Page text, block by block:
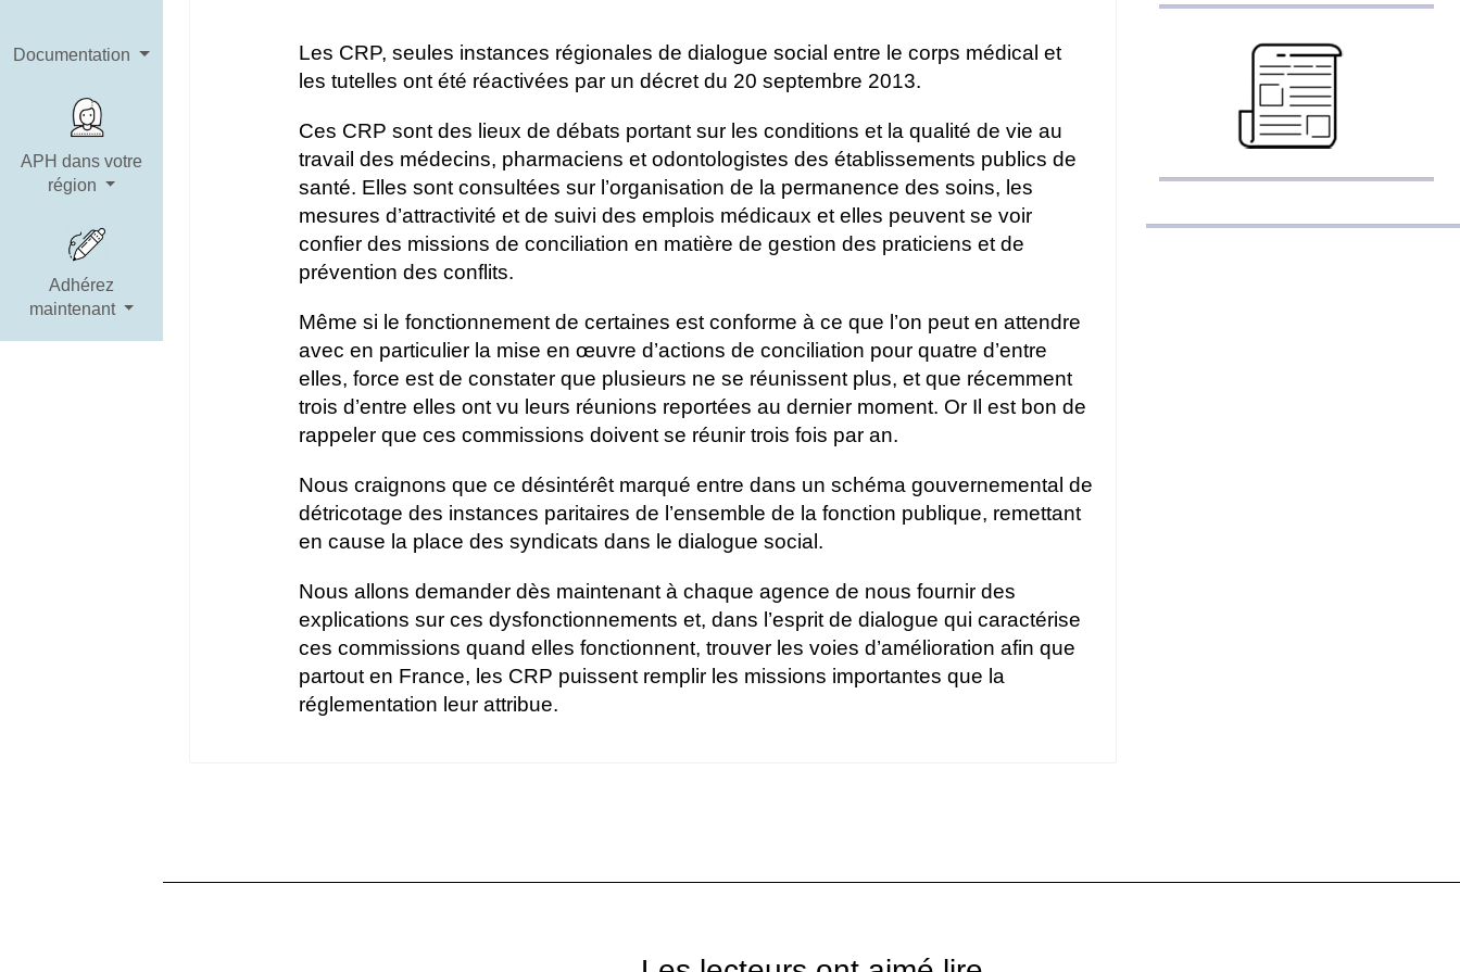
Documentation
APH dans votre
région
Adhérez
maintenant
Les CRP, seules instances régionales de dialogue social entre le corps médical et
les tutelles ont été réactivées par un décret du 20 septembre 2013.
Ces CRP sont des lieux de débats portant sur les conditions et la qualité de vie au
travail des médecins, pharmaciens et odontologistes des établissements publics de
santé. Elles sont consultées sur l’organisation de la permanence des soins, les
mesures d’attractivité et de suivi des emplois médicaux et elles peuvent se voir
confier des missions de conciliation en matière de gestion des praticiens et de
prévention des conflits.
Même si le fonctionnement de certaines est conforme à ce que l’on peut en attendre
avec en particulier la mise en œuvre d’actions de conciliation pour quatre d’entre
elles, force est de constater que plusieurs ne se réunissent plus, et que récemment
trois d’entre elles ont vu leurs réunions reportées au dernier moment. Or Il est bon de
rappeler que ces commissions doivent se réunir trois fois par an.
Nous craignons que ce désintérêt marqué entre dans un schéma gouvernemental de
détricotage des instances paritaires de l’ensemble de la fonction publique, remettant
en cause la place des syndicats dans le dialogue social.
Nous allons demander dès maintenant à chaque agence de nous fournir des
explications sur ces dysfonctionnements et, dans l’esprit de dialogue qui caractérise
ces commissions quand elles fonctionnent, trouver les voies d’amélioration afin que
partout en France, les CRP puissent remplir les missions importantes que la
réglementation leur attribue.